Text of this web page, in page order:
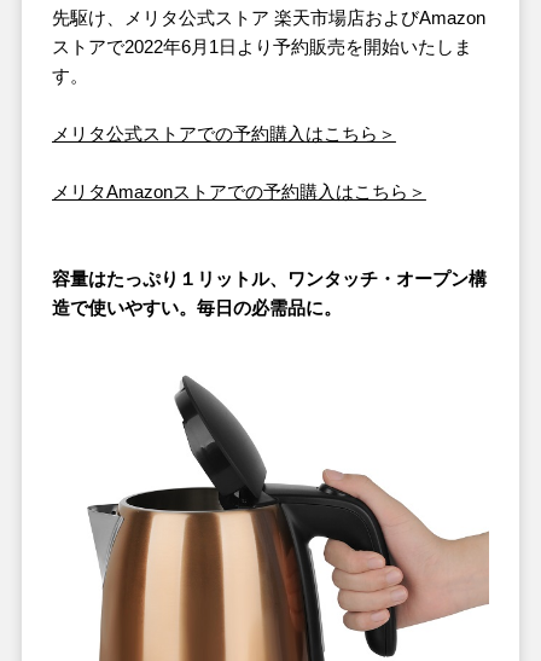
先駆け、メリタ公式ストア 楽天市場店およびAmazon
ストアで2022年6月1日より予約販売を開始いたしま
す。
メリタ公式ストアでの予約購入はこちら＞
メリタAmazonストアでの予約購入はこちら＞
容量はたっぷり１リットル、ワンタッチ・オープン構
造で使いやすい。毎日の必需品に。